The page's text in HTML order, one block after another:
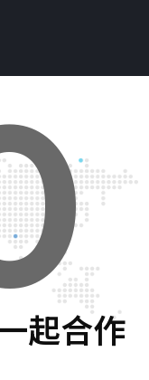
起合作